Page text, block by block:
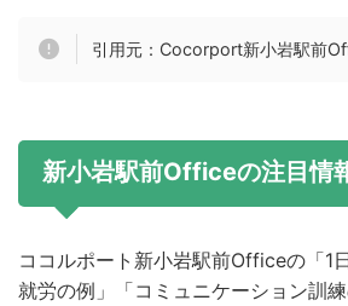
引用元：Cocorport新小岩駅前
新小岩駅前Officeの注目情
ココルポート新小岩駅前Officeの「1
就労の例」「コミュニケーション訓